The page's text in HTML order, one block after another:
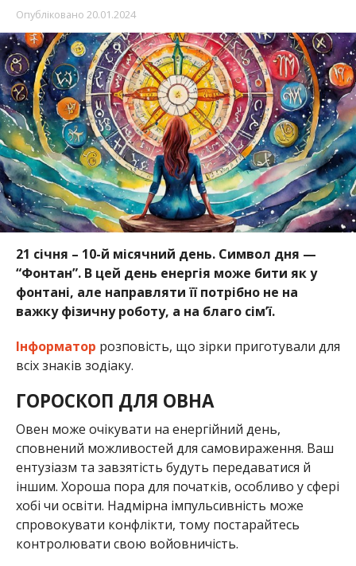
Опубліковано 20.01.2024
21 січня – 10-й місячний день. Символ дня —
“Фонтан”. В цей день енергія може бити як у
фонтані, але направляти її потрібно не на
важку фізичну роботу, а на благо сім’ї.
Інформатор розповість, що зірки приготували для
всіх знаків зодіаку.
ГОРОСКОП ДЛЯ ОВНА
Овен може очікувати на енергійний день,
сповнений можливостей для самовираження. Ваш
ентузіазм та завзятість будуть передаватися й
іншим. Хороша пора для початків, особливо у сфері
хобі чи освіти. Надмірна імпульсивність може
спровокувати конфлікти, тому постарайтесь
контролювати свою войовничість.